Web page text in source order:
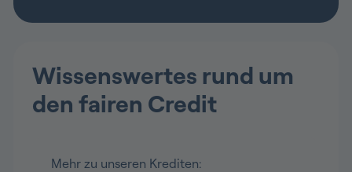
Wissenswertes rund um
den fairen Credit
Mehr zu unseren Krediten: